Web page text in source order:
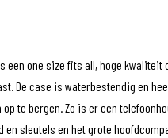
een one size fits all, hoge
De case is waterbestendig en
te bergen. Zo is er een
en sleutels en het grote